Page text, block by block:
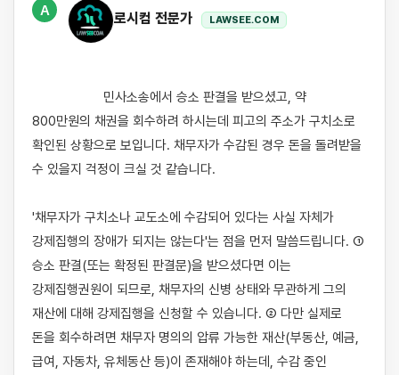
A
로시컴 전문가 LAWSEE.COM
800만원의 채권을 회수하려 하시는데 피고의 주소가 구치소로
확인된 상황으로 보입니다. 채무자가 수감된 경우 돈을 돌려받을
수 있을지 걱정이 크실 것 같습니다.
'채무자가 구치소나 교도소에 수감되어 있다는 사실 자체가
강제집행의 장애가 되지는 않는다'는 점을 먼저 말씀드립니다. ①
승소 판결(또는 확정된 판결문)을 받으셨다면 이는
강제집행권원이 되므로, 채무자의 신병 상태와 무관하게 그의
재산에 대해 강제집행을 신청할 수 있습니다. ② 다만 실제로
돈을 회수하려면 채무자 명의의 압류 가능한 재산(부동산, 예금,
급여, 자동차, 유체동산 등)이 존재해야 하는데, 수감 중인